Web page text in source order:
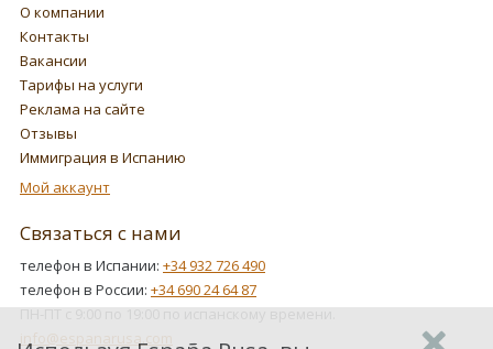
О компании
Контакты
Вакансии
Тарифы на услуги
Реклама на сайте
Отзывы
Иммиграция в Испанию
Мой аккаунт
Связаться с нами
телефон в Испании: +34 932 726 490
телефон в России: +34 690 24 64 87
ПН-ПТ с 9:00 по 19:00 по испанскому времени.
info@espanarusa.com